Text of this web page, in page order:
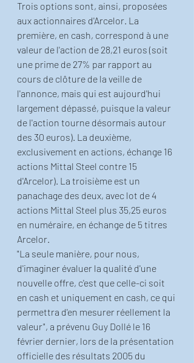
Trois options sont, ainsi, proposées
aux actionnaires d'Arcelor. La
première, en cash, correspond à une
valeur de l'action de 28,21 euros (soit
une prime de 27% par rapport au
cours de clôture de la veille de
l'annonce, mais qui est aujourd'hui
largement dépassé, puisque la valeur
de l'action tourne désormais autour
des 30 euros). La deuxième,
exclusivement en actions, échange 16
actions Mittal Steel contre 15
d'Arcelor). La troisième est un
panachage des deux, avec lot de 4
actions Mittal Steel plus 35,25 euros
en numéraire, en échange de 5 titres
Arcelor.
"La seule manière, pour nous,
d'imaginer évaluer la qualité d'une
nouvelle offre, c'est que celle-ci soit
en cash et uniquement en cash, ce qui
permettra d'en mesurer réellement la
valeur", a prévenu Guy Dollé le 16
février dernier, lors de la présentation
officielle des résultats 2005 du